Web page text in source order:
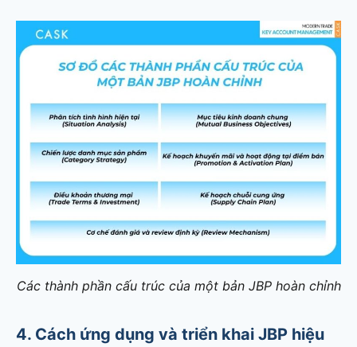
Các thành phần cấu trúc của một bản JBP hoàn chỉnh
4. Cách ứng dụng và triển khai JBP hiệu